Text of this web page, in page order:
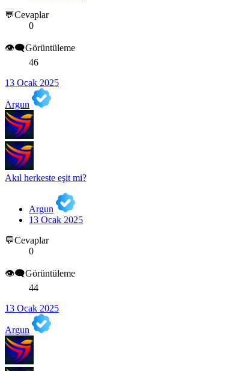
💬Cevaplar
0
👁️‍🗨️Görüntüleme
46
13 Ocak 2025
Argun
Akıl herkeste eşit mi?
Argun
13 Ocak 2025
💬Cevaplar
0
👁️‍🗨️Görüntüleme
44
13 Ocak 2025
Argun